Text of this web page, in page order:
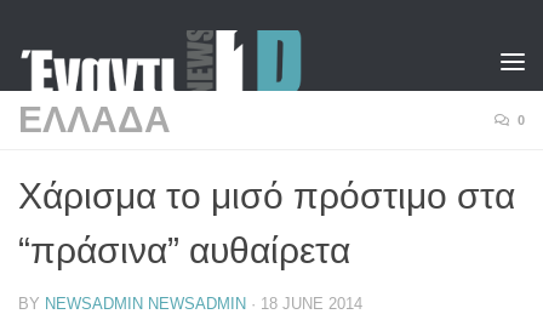
ΕΛΛΑΔΑ 0
Χάρισμα το μισό πρόστιμο στα
“πράσινα” αυθαίρετα
BY NEWSADMIN NEWSADMIN · 18 JUNE 2014